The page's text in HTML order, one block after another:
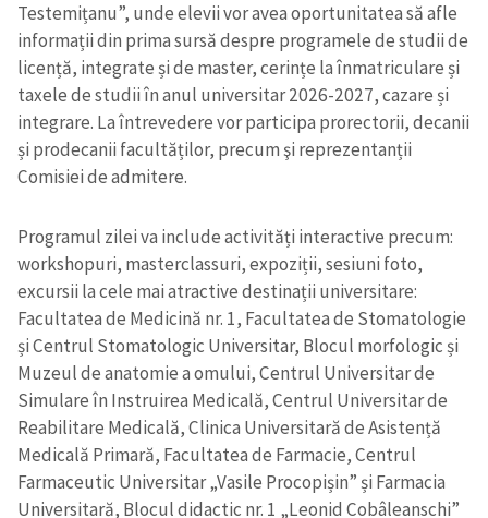
Testemițanu”, unde elevii vor avea oportunitatea să afle
informații din prima sursă despre programele de studii de
licență, integrate și de master, cerințe la înmatriculare și
taxele de studii în anul universitar 2026-2027, cazare și
integrare. La întrevedere vor participa prorectorii, decanii
și prodecanii facultăților, precum şi reprezentanții
Comisiei de admitere.
Programul zilei va include activități interactive precum:
workshopuri, masterclassuri, expoziții, sesiuni foto,
excursii la cele mai atractive destinații universitare:
Facultatea de Medicină nr. 1, Facultatea de Stomatologie
și Centrul Stomatologic Universitar, Blocul morfologic și
Muzeul de anatomie a omului, Centrul Universitar de
Simulare în Instruirea Medicală, Centrul Universitar de
Reabilitare Medicală, Clinica Universitară de Asistență
Medicală Primară, Facultatea de Farmacie, Centrul
Farmaceutic Universitar „Vasile Procopișin” și Farmacia
Universitară, Blocul didactic nr. 1 „Leonid Cobâleanschi”